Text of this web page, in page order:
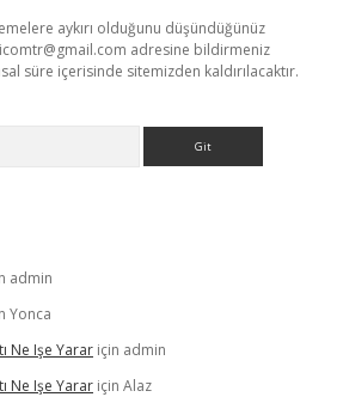
aykırı olduğunu düşündüğünüz
adresine bildirmeniz
süre içerisinde sitemizden kaldırılacaktır.
admin
Yonca
Ne Işe Yarar için admin
Ne Işe Yarar için Alaz